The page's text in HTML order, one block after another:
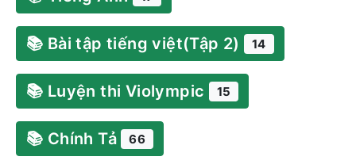
📚 Bài tập tiếng việt(Tập 2) 14
📚 Luyện thi Violympic 15
📚 Chính Tả 66